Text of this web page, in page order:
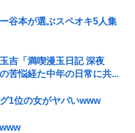
谷本が選ぶスペオキ5人集
吉「満喫漫玉日記 深夜
苦悩経た中年の日常に共...
1位の女がヤバいwww